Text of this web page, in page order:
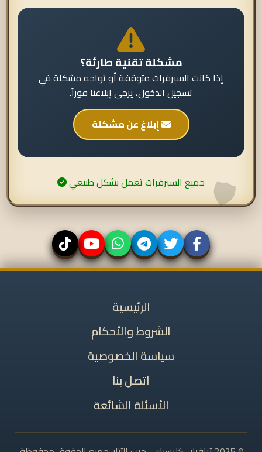
مشكلة تقنية طارئة؟
إذا كانت السيرفرات متوقفة أو تواجه مشكلة في
تسجيل الدخول، يرجى إبلاغنا فوراً.
إبلاغ عن مشكلة
جميع السيرفرات تعمل بشكل طبيعي
الرئيسية
الشروط والأحكام
سياسة الخصوصية
اتصل بنا
الأسئلة الشائعة